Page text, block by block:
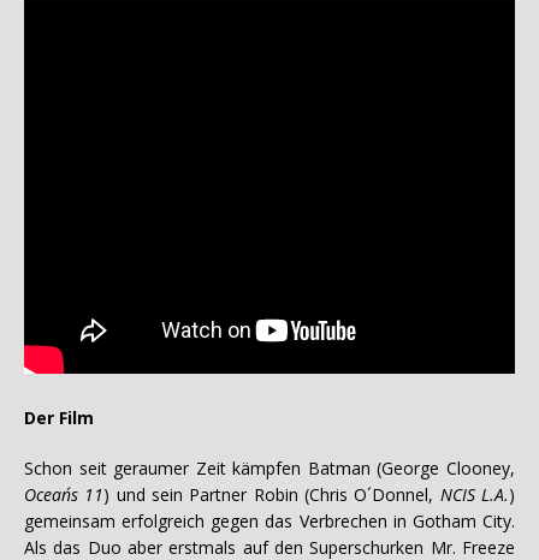
Der Film
Schon seit geraumer Zeit kämpfen Batman (George Clooney,
Ocean´s 11) und sein Partner Robin (Chris O´Donnel, NCIS L.A.)
gemeinsam erfolgreich gegen das Verbrechen in Gotham City.
Als das Duo aber erstmals auf den Superschurken Mr. Freeze